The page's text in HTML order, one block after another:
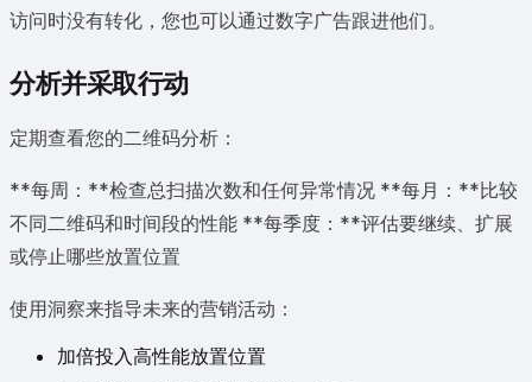
访问时没有转化，您也可以通过数字广告跟进他们。
分析并采取行动
定期查看您的二维码分析：
**每周：**检查总扫描次数和任何异常情况 **每月：**比较
不同二维码和时间段的性能 **每季度：**评估要继续、扩展
或停止哪些放置位置
使用洞察来指导未来的营销活动：
加倍投入高性能放置位置